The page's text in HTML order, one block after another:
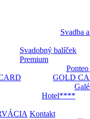
Svadba
Svadobný balíček
Premium
GOLD
Hotel****
Kontakt